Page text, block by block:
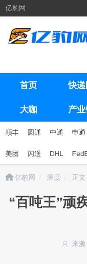
亿豹网
首页 快递
大咖 产
顺丰 圆通 中通 申通
美团 闪送 DHL
亿豹网 深度 正文
“百吨王”顽
来